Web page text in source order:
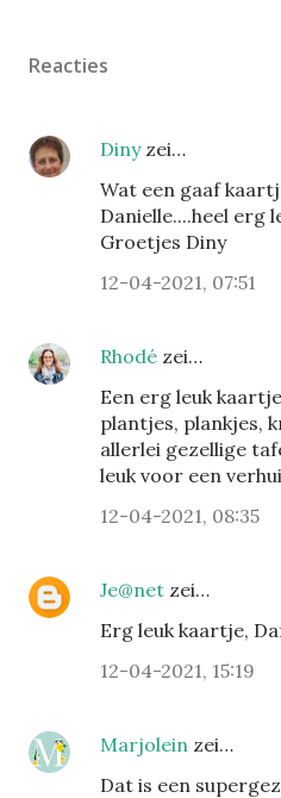
Reacties
Dinyzei…
Wat een gaaf
Danielle....heel erg
Groetjes Diny
12-04-2021, 07:51
Rhodé zei…
Een erg leuk
plantjes, plankjes,
allerlei gezellige
leuk voor een
12-04-2021, 08:35
Je@net zei…
Erg leuk kaartje,
12-04-2021, 15:19
Marjolein zei…
Dat is een